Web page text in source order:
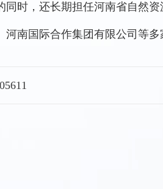
同时，还长期担任河南省自然
南国际合作集团有限公司等多